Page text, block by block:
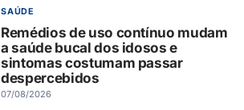
SAÚDE
Remédios de uso contínuo mudam
a saúde bucal dos idosos e
sintomas costumam passar
despercebidos
07/08/2026